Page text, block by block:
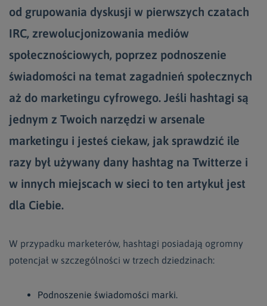
od grupowania dyskusji w pierwszych czatach
IRC, zrewolucjonizowania mediów
społecznościowych, poprzez podnoszenie
świadomości na temat zagadnień społecznych
aż do marketingu cyfrowego. Jeśli hashtagi są
jednym z Twoich narzędzi w arsenale
marketingu i jesteś ciekaw, jak sprawdzić ile
razy był używany dany hashtag na Twitterze i
w innych miejscach w sieci to ten artykuł jest
dla Ciebie.
W przypadku marketerów, hashtagi posiadają ogromny
potencjał w szczególności w trzech dziedzinach:
Podnoszenie świadomości marki.